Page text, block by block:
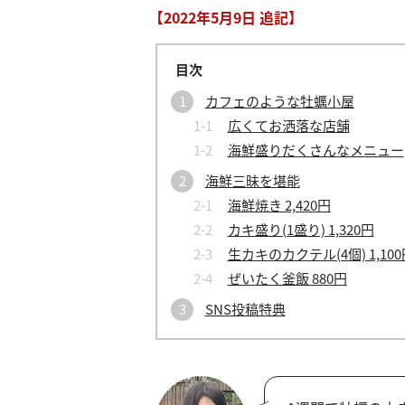
【2022年5月9日 追記】
カフェのような牡蠣小屋
広くてお洒落な店舗
海鮮盛りだくさんなメニュー
海鮮三昧を堪能
海鮮焼き 2,420円
カキ盛り(1盛り) 1,320円
生カキのカクテル(4個) 1,100
ぜいたく釜飯 880円
SNS投稿特典